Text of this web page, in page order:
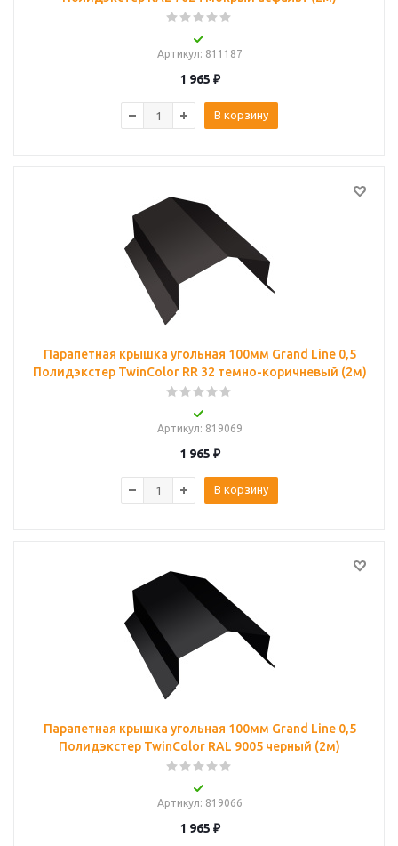
Артикул: 811187
1 965 ₽
В корзину
Парапетная крышка угольная 100мм Grand Line 0,5
Полидэкстер TwinColor RR 32 темно-коричневый (2м)
Артикул: 819069
1 965 ₽
В корзину
Парапетная крышка угольная 100мм Grand Line 0,5
Полидэкстер TwinColor RAL 9005 черный (2м)
Артикул: 819066
1 965 ₽